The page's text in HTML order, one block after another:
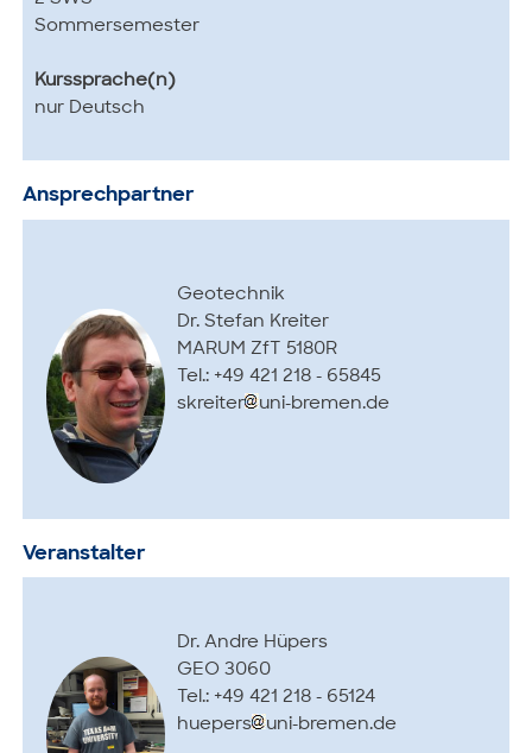
Sommersemester
Kurssprache(n)
nur Deutsch
Ansprechpartner
Geotechnik
Dr. Stefan Kreiter
MARUM ZfT 5180R
Tel.: +49 421 218 - 65845
skreiter
uni-bremen.de
Veranstalter
Dr. Andre Hüpers
GEO 3060
Tel.: +49 421 218 - 65124
huepers
uni-bremen.de